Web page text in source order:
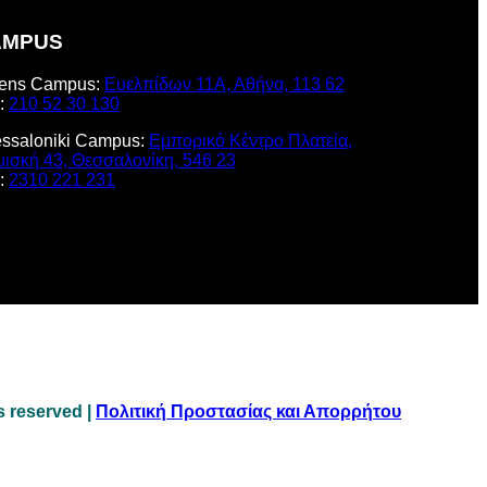
Campus: Ευελπίδων 11Α, Αθήνα, 113 62
210 52 30 130
Campus: Εμπορικό Κέντρο Πλατεία,
43, Θεσσαλονίκη, 546 23
2310 221 231
| Πολιτική Προστασίας και Απορρήτου